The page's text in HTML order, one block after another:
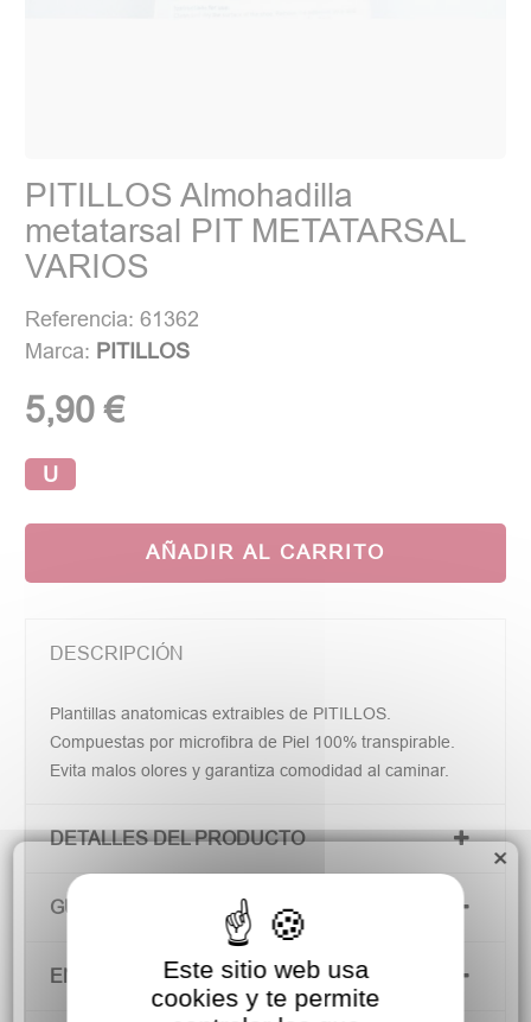
PITILLOS Almohadilla
metatarsal PIT METATARSAL
VARIOS
Referencia: 61362
Marca: PITILLOS
5,90 €
U
AÑADIR AL CARRITO
DESCRIPCIÓN
Plantillas anatomicas extraibles de PITILLOS.
Compuestas por microfibra de Piel 100% transpirable.
Evita malos olores y garantiza comodidad al caminar.
DETALLES DEL PRODUCTO
GUÍA DE TALLAS
ENVÍOS Y DEVOLUCIONES
×
Este sitio web usa
cookies y te permite